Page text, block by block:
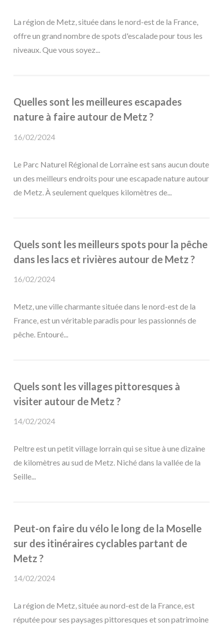
La région de Metz, située dans le nord-est de la France,
offre un grand nombre de spots d'escalade pour tous les
niveaux. Que vous soyez...
Quelles sont les meilleures escapades
nature à faire autour de Metz ?
16/02/2024
Le Parc Naturel Régional de Lorraine est sans aucun doute
un des meilleurs endroits pour une escapade nature autour
de Metz. À seulement quelques kilomètres de...
Quels sont les meilleurs spots pour la pêche
dans les lacs et rivières autour de Metz ?
16/02/2024
Metz, une ville charmante située dans le nord-est de la
France, est un véritable paradis pour les passionnés de
pêche. Entouré...
Quels sont les villages pittoresques à
visiter autour de Metz ?
14/02/2024
Peltre est un petit village lorrain qui se situe à une dizaine
de kilomètres au sud de Metz. Niché dans la vallée de la
Seille...
Peut-on faire du vélo le long de la Moselle
sur des itinéraires cyclables partant de
Metz ?
14/02/2024
La région de Metz, située au nord-est de la France, est
réputée pour ses paysages pittoresques et son patrimoine